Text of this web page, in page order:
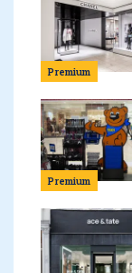
Premium
Premium